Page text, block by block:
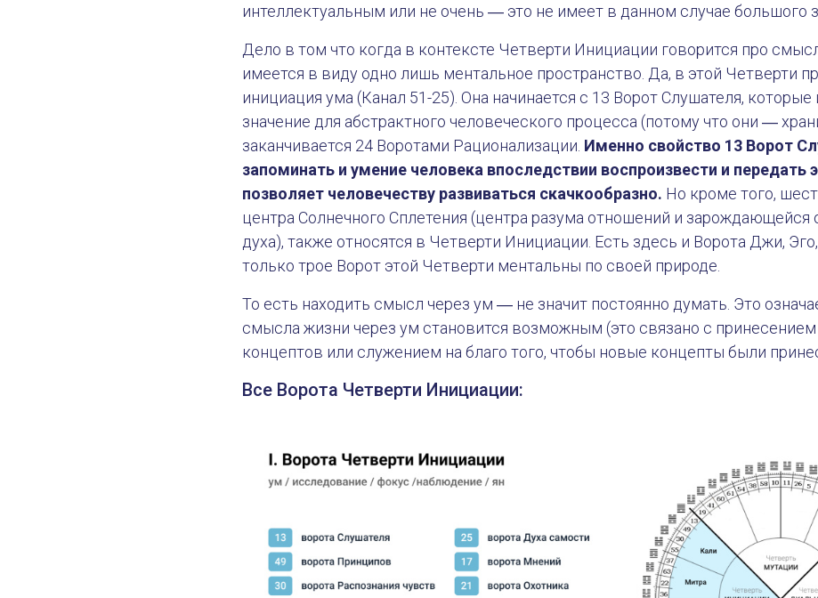
интеллектуальным или не очень ― это не имеет в данном случае большого
Дело в том что когда в контексте Четверти Инициации говорится про
имеется в виду одно лишь ментальное пространство. Да, в этой Четверти
инициация ума (Канал 51-25). Она начинается с 13 Ворот Слушателя,
значение для абстрактного человеческого процесса (потому что они ―
заканчивается 24 Воротами Рационализации. Именно свойство 13 Ворот
запоминать и умение человека впоследствии воспроизвести и передать
позволяет человечеству развиваться скачкообразно. Но кроме того,
центра Солнечного Сплетения (центра разума отношений и зарождающейся
духа), также относятся в Четверти Инициации. Есть здесь и Ворота Джи,
только трое Ворот этой Четверти ментальны по своей природе.
То есть находить смысл через ум ― не значит постоянно думать. Это
смысла жизни через ум становится возможным (это связано с
концептов или служением на благо того, чтобы новые концепты были
Все Ворота Четверти Инициации: